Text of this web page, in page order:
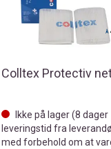
Colltex Protectiv
Ikke på lager (8 dager
leveringstid fra
med forbehold om at